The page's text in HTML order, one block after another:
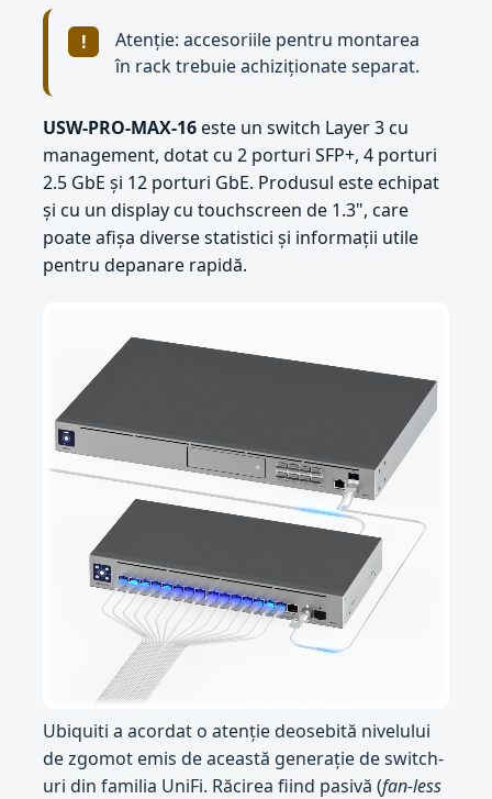
Atenție: accesoriile pentru montarea
în rack trebuie achiziționate separat.
USW-PRO-MAX-16este un switch Layer 3 cu
management, dotat cu 2 porturi SFP+, 4 porturi
2.5 GbE și 12 porturi GbE. Produsul este echipat
și cu un display cu touchscreen de 1.3", care
poate afișa diverse statistici și informații utile
pentru depanare rapidă.
Ubiquiti a acordat o atenție deosebită nivelului
de zgomot emis de această generație de switch-
uri din familia UniFi. Răcirea fiind pasivă (fan-less